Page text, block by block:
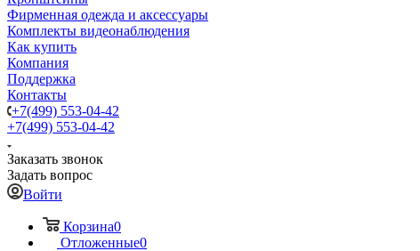
Фирменная одежда и аксессуары
Комплекты видеонаблюдения
Как купить
Компания
Поддержка
Контакты
+7(499) 553-04-42
+7(499) 553-04-42
Заказать звонок
Задать вопрос
Войти
Корзина0
Отложенные0